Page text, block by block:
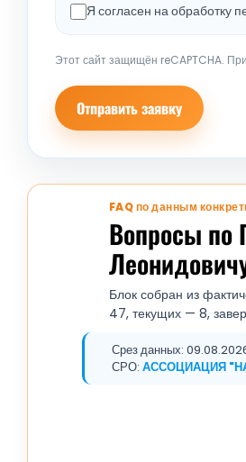
Я согласен на обработку
Этот сайт защищён reCAPTCHA.
Отправить заявку
FAQ по данным
Вопросы по
Блок собран из
47, текущих — 8,
Срез данных:
СРО: АССОЦИАЦИЯ